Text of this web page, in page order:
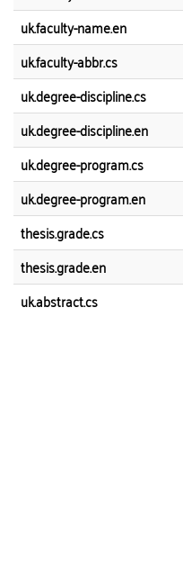
uk.faculty-name.en
uk.faculty-abbr.cs
uk.degree-discipline.cs
uk.degree-discipline.en
uk.degree-program.cs
uk.degree-program.en
thesis.grade.cs
thesis.grade.en
uk.abstract.cs